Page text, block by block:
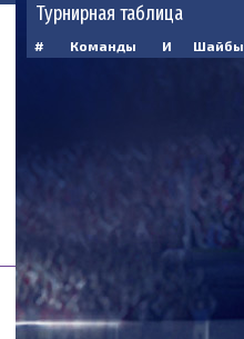
Турнирная таблица
# Команды И Шайбы